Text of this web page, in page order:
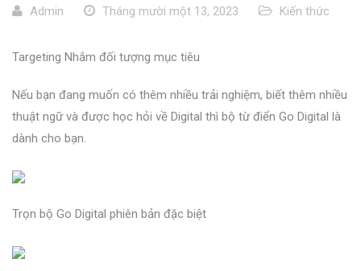
Admin Tháng mười một 13, 2023 Kiến thức
Targeting Nhắm đối tượng mục tiêu
Nếu bạn đang muốn có thêm nhiều trải nghiệm, biết thêm nhiều
thuật ngữ và được học hỏi về Digital thì bộ từ điển Go Digital là
dành cho bạn.
Trọn bộ Go Digital phiên bản đặc biệt